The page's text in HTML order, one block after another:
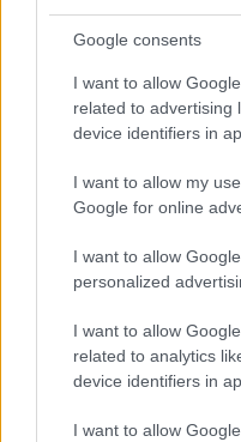
Google consents
I want to allow
related to advertising
device identifiers in
I want to allow my
Google for online
I want to allow
personalized
I want to allow
related to analytics
device identifiers in
I want to allow